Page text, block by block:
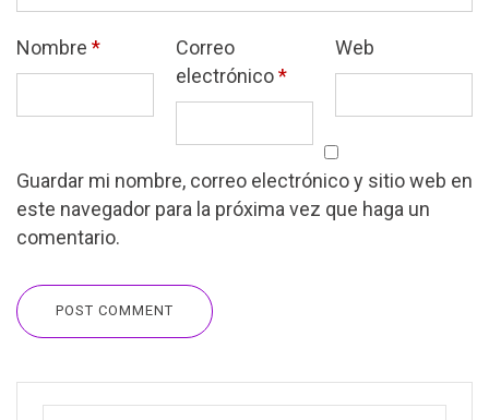
Nombre *
Correo
electrónico*
Web
Guardar mi nombre, correo electrónico y sitio web en
este navegador para la próxima vez que haga un
comentario.
POST COMMENT